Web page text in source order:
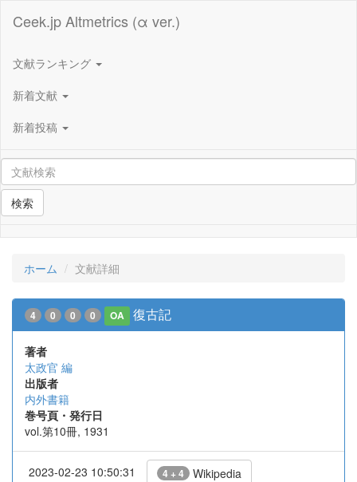
Ceek.jp Altmetrics (α ver.)
文献ランキング
新着文献
新着投稿
検索
ホーム 文献詳細
4 0 0 0 OA 復古記
著者
太政官 編
出版者
内外書籍
巻号頁・発行日
vol.第10冊, 1931
2023-02-23 10:50:31 4 + 4 Wikipedia